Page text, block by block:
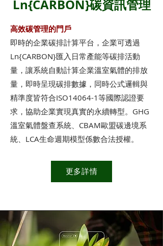
Ln{CARBON}碳資訊管理
高效碳管理的門戶
即時的企業碳排計算平台，企業可透過
Ln{CARBON}匯入日常產能等碳排活動
量，讓系統自動計算企業溫室氣體的排放
量，即時呈現碳排數據，同時公式邏輯與
精準度皆符合ISO14064-1等國際認證要
求，協助企業實現真實的永續轉型。 GHG
溫室氣體盤查系統、 CBAM歐盟碳邊境系
統、 LCA生命週期模型係數合法授權。
更多詳情